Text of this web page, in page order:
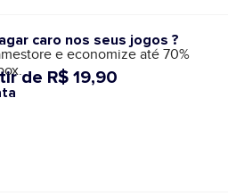
caro nos seus jogos ?
e economize até 70%
de R$ 19,90